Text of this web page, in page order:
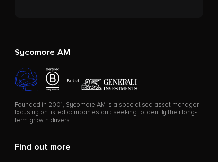
Sycomore AM
Founded in 2001, Sycomore AM is a specialised asset manager
focusing on listed companies and seeking to identify their long-
term growth drivers.
Find out more